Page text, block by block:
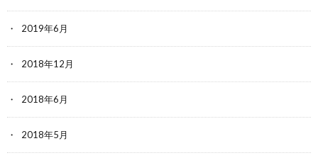
2019年6月
2018年12月
2018年6月
2018年5月